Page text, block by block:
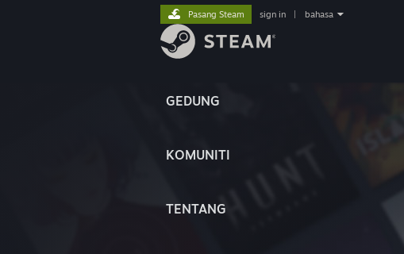
GEDUNG
KOMUNITI
TENTANG
Pasang Steam sign in bahasa